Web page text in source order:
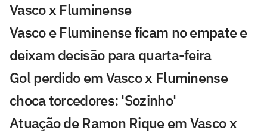
Vasco x Fluminense
Vasco e Fluminense ficam no empate e
deixam decisão para quarta-feira
Gol perdido em Vasco x Fluminense
choca torcedores: 'Sozinho'
Atuação de Ramon Rique em Vasco x